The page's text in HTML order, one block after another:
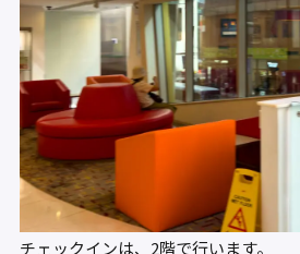
チェックインは、2階で行います。